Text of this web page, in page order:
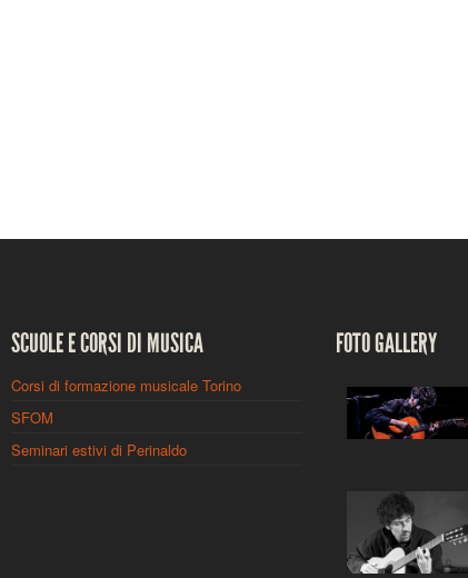
SCUOLE E CORSI DI MUSICA
Corsi di formazione musicale Torino
SFOM
Seminari estivi di Perinaldo
FOTO GALLERY